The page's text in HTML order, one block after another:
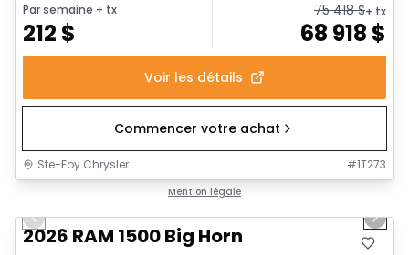
Par semaine + tx
212 $
75 418$+ tx
68 918 $
Voir les détails
Commencer votre achat
Ste-Foy Chrysler #1T273
Mention légale
Previous slide Next
2026 RAM 1500 Big Horn